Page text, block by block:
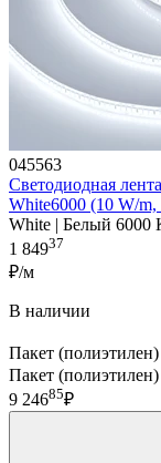
045563
Светодиодная
White6000 (10 W/
White | Белый 6000
1 84937
₽/м
В наличии
Пакет
Пакет
9 24685₽